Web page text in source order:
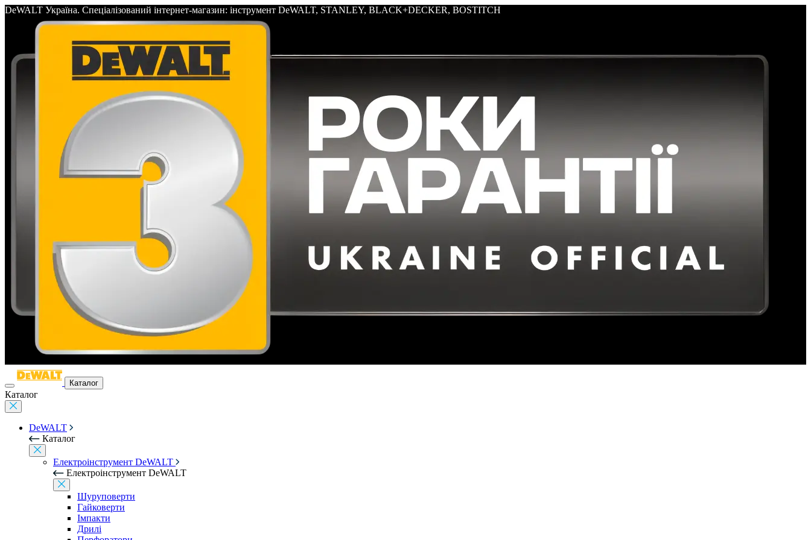
DeWALT Україна. Спеціалізований інтернет-магазин: інструмент DeWALT, STANLEY, BLACK+DECKER, BOSTITCH
Каталог
Каталог
DeWALT
Каталог
Електроінструмент DeWALT
Електроінструмент DeWALT
Шуруповерти
Гайковерти
Імпакти
Дрилі